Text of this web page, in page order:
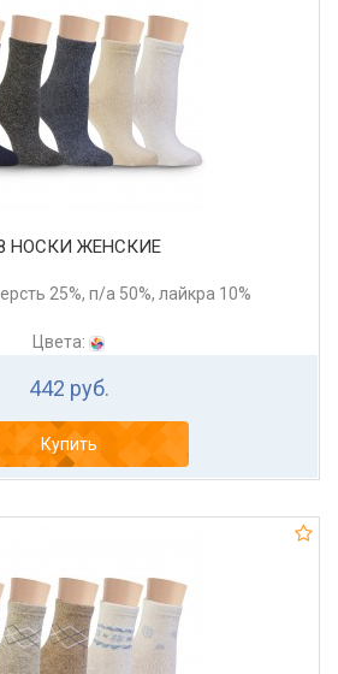
НОСКИ ЖЕНСКИЕ
25%, п/а 50%, лайкра 10%
Цвета:
442 руб.
Купить